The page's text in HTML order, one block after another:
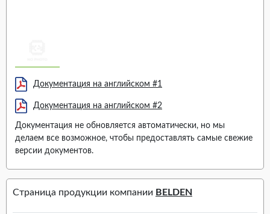
Документация на английском #1
Документация на английском #2
Документация не обновляется автоматически, но мы
делаем все возможное, чтобы предоставлять самые свежие
версии документов.
Страница продукции компании BELDEN